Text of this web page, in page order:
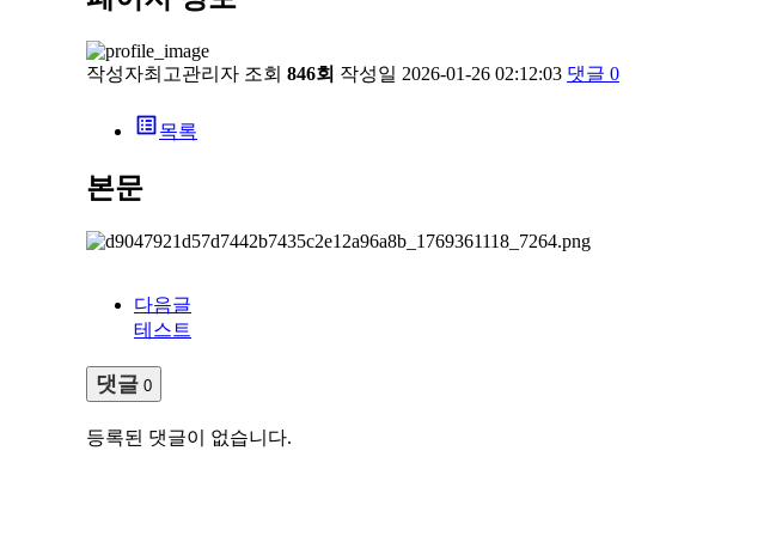
작성자최고관리자 조회 846회 작성일 2026-01-26 02:12:03 댓글 0
list_alt목록
본문
다음글
테스트
댓글 0
등록된 댓글이 없습니다.